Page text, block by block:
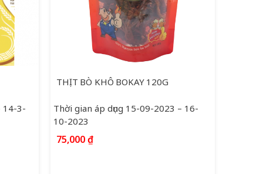
14-3-
THỊT BÒ KHÔ BOKAY 120G
Thời gian áp dụng 15-09-2023 – 16-
10-2023
75,000₫